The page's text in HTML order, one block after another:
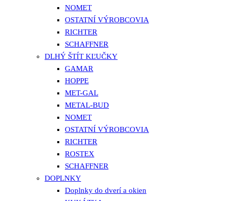
NOMET
OSTATNÍ VÝROBCOVIA
RICHTER
SCHAFFNER
DLHÝ ŠTÍT KĽUČKY
GAMAR
HOPPE
MET-GAL
METAL-BUD
NOMET
OSTATNÍ VÝROBCOVIA
RICHTER
ROSTEX
SCHAFFNER
DOPLNKY
Doplnky do dverí a okien